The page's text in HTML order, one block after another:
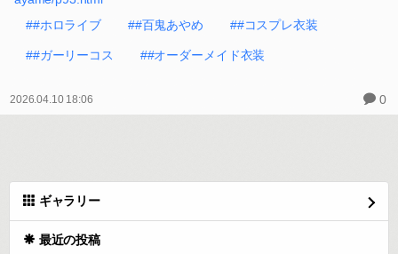
##ホロライブ
##百鬼あやめ ##コスプレ衣装
##ガーリーコス ##オーダーメイド衣装
2026.04.10 18:06 0
ギャラリー
最近の投稿